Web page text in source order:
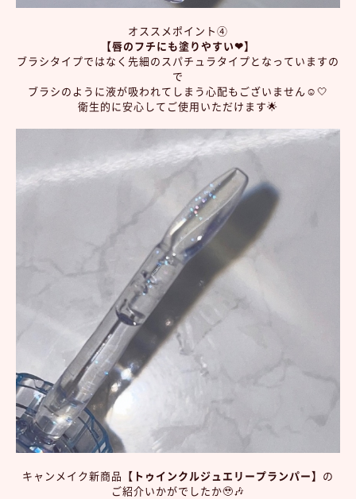
オススメポイント④
【唇のフチにも塗りやすい❤︎】
ブラシタイプではなく先細のスパチュラタイプとなっていますの
で
ブラシのように液が吸われてしまう心配もございません☺️🤍
衛生的に安心してご使用いただけます🌟
キャンメイク新商品 【トゥインクルジュエリープランパー】 の
ご紹介いかがでしたか🥹🎶